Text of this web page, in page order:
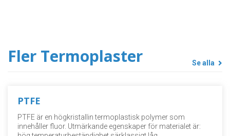
Fler Termoplaster Se alla
PTFE
PTFE är en högkristallin termoplastisk polymer som
innehåller fluor. Utmärkande egenskaper för materialet är: